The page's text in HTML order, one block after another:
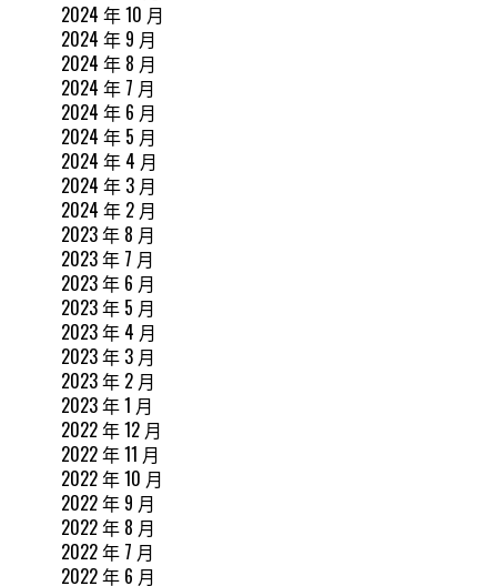
2024 年 10 月
2024 年 9 月
2024 年 8 月
2024 年 7 月
2024 年 6 月
2024 年 5 月
2024 年 4 月
2024 年 3 月
2024 年 2 月
2023 年 8 月
2023 年 7 月
2023 年 6 月
2023 年 5 月
2023 年 4 月
2023 年 3 月
2023 年 2 月
2023 年 1 月
2022 年 12 月
2022 年 11 月
2022 年 10 月
2022 年 9 月
2022 年 8 月
2022 年 7 月
2022 年 6 月